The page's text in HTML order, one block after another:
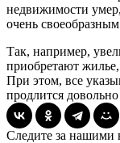
недвижимости
очень
Так, например,
приобретают
При этом, все
продлится
Следите за нашими